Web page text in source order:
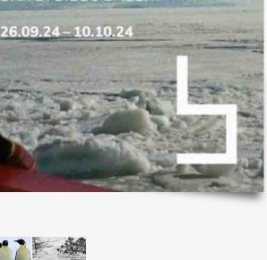
termini e condizioni
privacy
il mio account
srl Via Placido Zurla 49b - 00176 Roma
- P.IVA 14105351002